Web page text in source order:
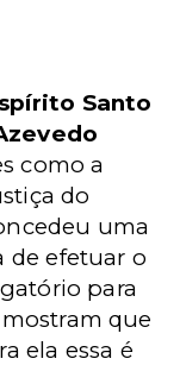
Santo
como a
do
uma
de efetuar o
para
que
ela essa é